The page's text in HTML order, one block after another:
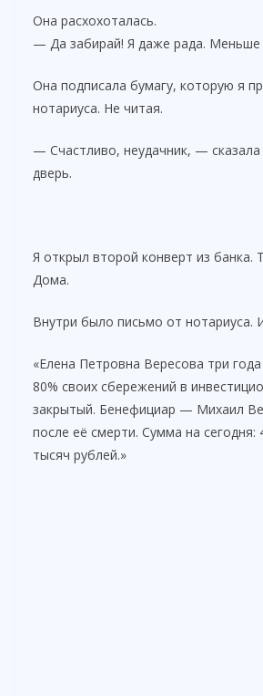
Она расхохоталась.
— Да забирай! Я даже рада. Меньше
Она подписала бумагу, которую я
нотариуса. Не читая.
— Счастливо, неудачник, — сказала
дверь.
Я открыл второй конверт из банка.
Дома.
Внутри было письмо от нотариуса.
«Елена Петровна Вересова три
80% своих сбережений в
закрытый. Бенефициар — Михаил
после её смерти. Сумма на сегодня:
тысяч рублей.»